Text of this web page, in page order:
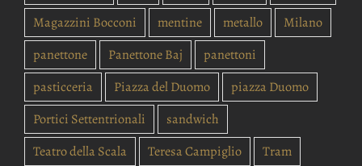
Magazzini Bocconi
mentine metallo
Milano
panettone
Panettone Baj
panettoni
pasticceria
Piazza del Duomo
piazza Duomo
Portici Settentrionali
sandwich
Teatro della Scala
Teresa Campiglio
Tram